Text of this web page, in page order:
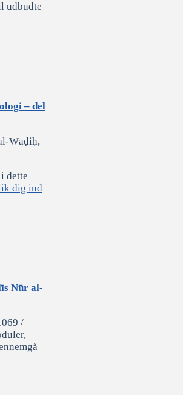
udbudte
– del
Wāḍiḥ,
dette
dig ind
Nūr al-
/